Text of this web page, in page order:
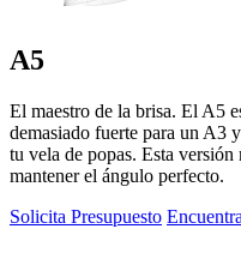
A5
El maestro de la brisa. El A5
demasiado fuerte para un A3
tu vela de popas. Esta versión
mantener el ángulo perfecto.
Solicita Presupuesto